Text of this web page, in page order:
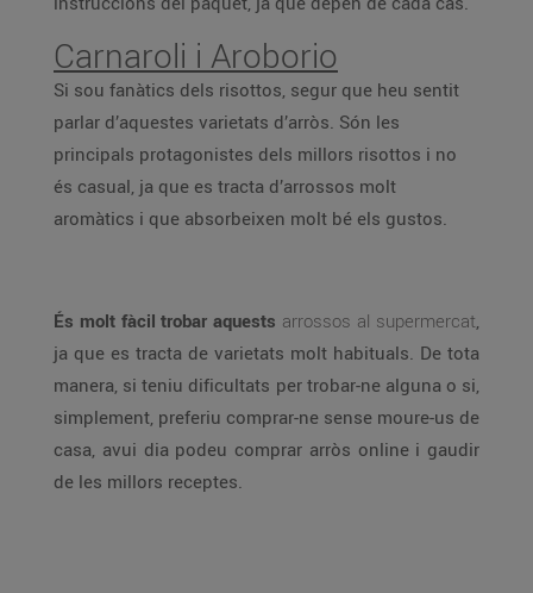
Carnaroli i Aroborio
Si sou fanàtics dels risottos, segur que heu sentit
parlar d’aquestes varietats d’arròs. Són les
principals protagonistes dels millors risottos i no
és casual, ja que es tracta d’arrossos molt
aromàtics i que absorbeixen molt bé els gustos.
És molt fàcil trobar aquests arrossos al supermercat,
ja que es tracta de varietats molt habituals. De tota
manera, si teniu dificultats per trobar-ne alguna o si,
simplement, preferiu comprar-ne sense moure-us de
casa, avui dia podeu comprar arròs online i gaudir
de les millors receptes.